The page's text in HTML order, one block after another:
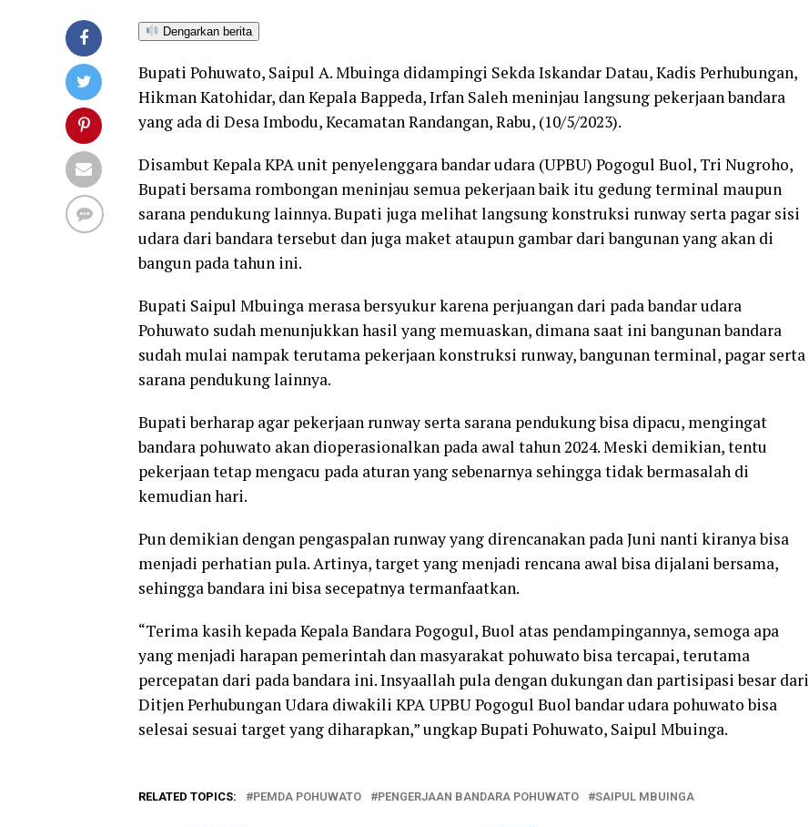
Dengarkan berita
Bupati Pohuwato, Saipul A. Mbuinga didampingi Sekda Iskandar Datau, Kadis Perhubungan,
Hikman Katohidar, dan Kepala Bappeda, Irfan Saleh meninjau langsung pekerjaan bandara
yang ada di Desa Imbodu, Kecamatan Randangan, Rabu, (10/5/2023).
Disambut Kepala KPA unit penyelenggara bandar udara (UPBU) Pogogul Buol, Tri Nugroho,
Bupati bersama rombongan meninjau semua pekerjaan baik itu gedung terminal maupun
sarana pendukung lainnya. Bupati juga melihat langsung konstruksi runway serta pagar sisi
udara dari bandara tersebut dan juga maket ataupun gambar dari bangunan yang akan di
bangun pada tahun ini.
Bupati Saipul Mbuinga merasa bersyukur karena perjuangan dari pada bandar udara
Pohuwato sudah menunjukkan hasil yang memuaskan, dimana saat ini bangunan bandara
sudah mulai nampak terutama pekerjaan konstruksi runway, bangunan terminal, pagar serta
sarana pendukung lainnya.
Bupati berharap agar pekerjaan runway serta sarana pendukung bisa dipacu, mengingat
bandara pohuwato akan dioperasionalkan pada awal tahun 2024. Meski demikian, tentu
pekerjaan tetap mengacu pada aturan yang sebenarnya sehingga tidak bermasalah di
kemudian hari.
Pun demikian dengan pengaspalan runway yang direncanakan pada Juni nanti kiranya bisa
menjadi perhatian pula. Artinya, target yang menjadi rencana awal bisa dijalani bersama,
sehingga bandara ini bisa secepatnya termanfaatkan.
“Terima kasih kepada Kepala Bandara Pogogul, Buol atas pendampingannya, semoga apa
yang menjadi harapan pemerintah dan masyarakat pohuwato bisa tercapai, terutama
percepatan dari pada bandara ini. Insyaallah pula dengan dukungan dan partisipasi besar dari
Ditjen Perhubungan Udara diwakili KPA UPBU Pogogul Buol bandar udara pohuwato bisa
selesai sesuai target yang diharapkan,” ungkap Bupati Pohuwato, Saipul Mbuinga.
RELATED TOPICS: PEMDA POHUWATO PENGERJAAN BANDARA POHUWATO SAIPUL MBUINGA